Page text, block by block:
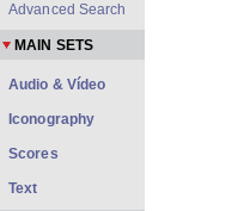
Advanced Search
MAIN SETS
Audio & Vídeo
Iconography
Scores
Text